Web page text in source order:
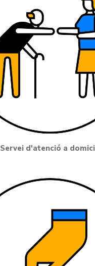
Servei d'atenció a